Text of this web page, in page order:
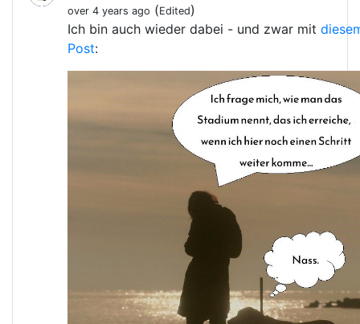
over 4 years ago (Edited)
Ich bin auch wieder dabei - und zwar mit
Post: